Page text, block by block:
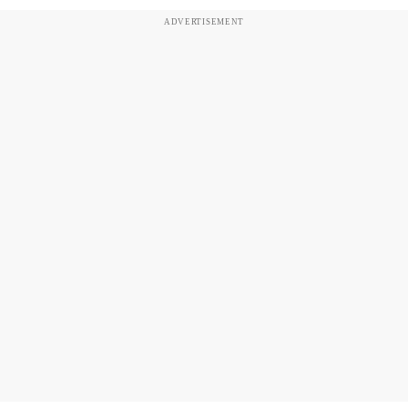
ADVERTISEMENT